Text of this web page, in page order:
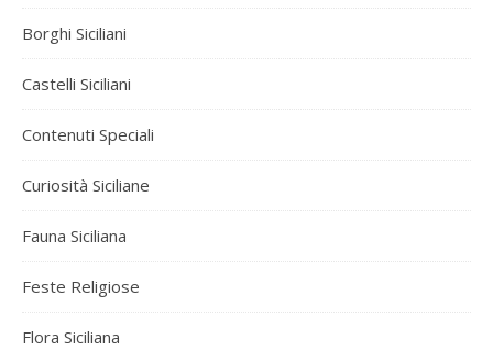
Borghi Siciliani
Castelli Siciliani
Contenuti Speciali
Curiosità Siciliane
Fauna Siciliana
Feste Religiose
Flora Siciliana